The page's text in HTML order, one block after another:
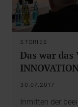
STORIES
Das war das
30.07.2017
Inmitten der